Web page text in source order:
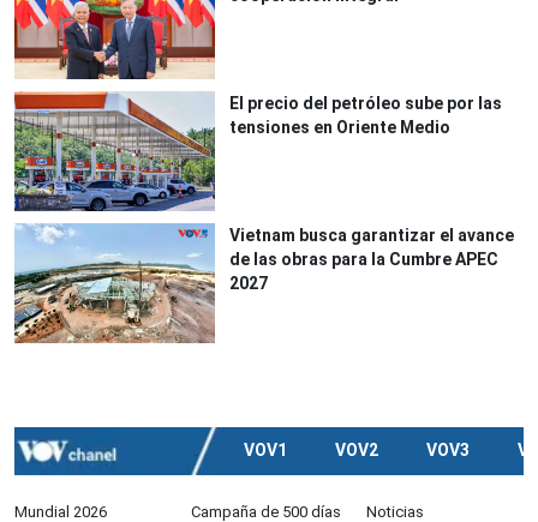
El precio del petróleo sube por las
tensiones en Oriente Medio
Vietnam busca garantizar el avance
de las obras para la Cumbre APEC
2027
VOV1 VOV2 VOV3
Mundial 2026
Campaña de 500 días
Noticias